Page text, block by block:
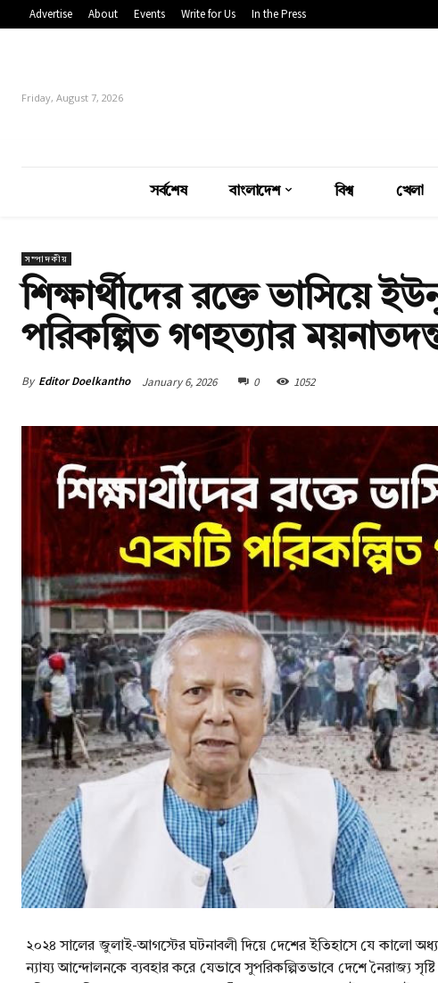
Advertise About Events Write for Us In the Press
Friday, August 7, 2026
সর্বশেষ বাংলাদেশ বিশ্ব খেলা
সম্পাদকীয়
শিক্ষার্থীদের রক্তে ভাসিয়ে
পরিকল্পিত গণহত্যার
By Editor Doelkantho January 6, 2026 0 1052
২০২৪ সালের জুলাই-আগস্টের ঘটনাবলী দিয়ে দেশের ইতিহাসে যে কালো
ন্যায্য আন্দোলনকে ব্যবহার করে যেভাবে সুপরিকল্পিতভাবে দেশে নৈরাজ্য